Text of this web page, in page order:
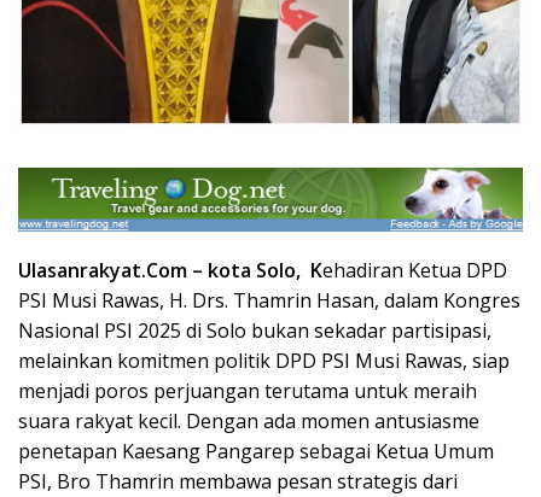
Ulasanrakyat.Com – kota Solo, Kehadiran Ketua DPD
PSI Musi Rawas, H. Drs. Thamrin Hasan, dalam Kongres
Nasional PSI 2025 di Solo bukan sekadar partisipasi,
melainkan komitmen politik DPD PSI Musi Rawas, siap
menjadi poros perjuangan terutama untuk meraih
suara rakyat kecil. Dengan ada momen antusiasme
penetapan Kaesang Pangarep sebagai Ketua Umum
PSI, Bro Thamrin membawa pesan strategis dari